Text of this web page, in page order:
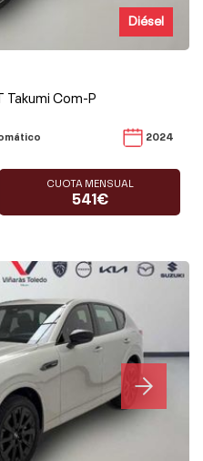
Diésel
Takumi Com-P
2024
CUOTA MENSUAL
541€